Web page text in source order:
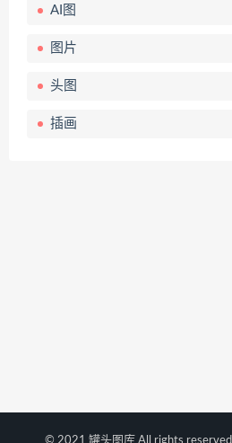
AI图
图片
头图
插画
© 2021 罐头图库 All rights reserved